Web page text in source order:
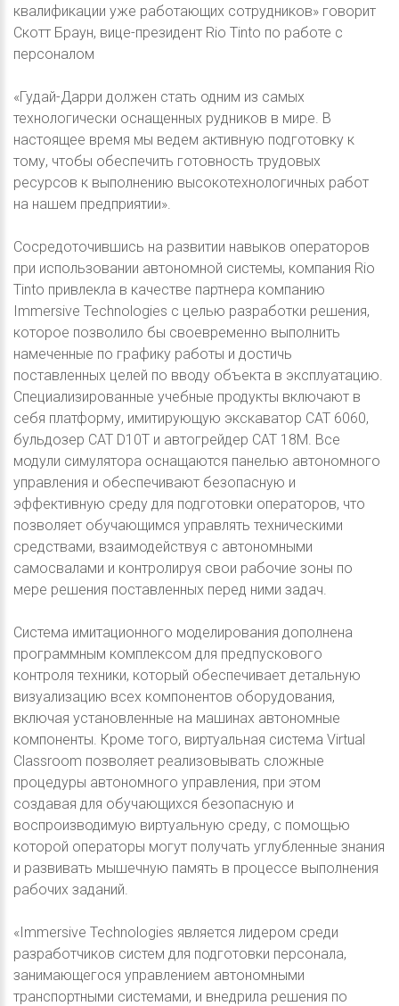
квалификации уже работающих сотрудников» говорит
Скотт Браун, вице-президент Rio Tinto по работе с
персоналом
«Гудай-Дарри должен стать одним из самых
технологически оснащенных рудников в мире. В
настоящее время мы ведем активную подготовку к
тому, чтобы обеспечить готовность трудовых
ресурсов к выполнению высокотехнологичных работ
на нашем предприятии».
Сосредоточившись на развитии навыков операторов
при использовании автономной системы, компания Rio
Tinto привлекла в качестве партнера компанию
Immersive Technologies с целью разработки решения,
которое позволило бы своевременно выполнить
намеченные по графику работы и достичь
поставленных целей по вводу объекта в эксплуатацию.
Специализированные учебные продукты включают в
себя платформу, имитирующую экскаватор CAT 6060,
бульдозер CAT D10T и автогрейдер CAT 18M. Все
модули симулятора оснащаются панелью автономного
управления и обеспечивают безопасную и
эффективную среду для подготовки операторов, что
позволяет обучающимся управлять техническими
средствами, взаимодействуя с автономными
самосвалами и контролируя свои рабочие зоны по
мере решения поставленных перед ними задач.
Система имитационного моделирования дополнена
программным комплексом для предпускового
контроля техники, который обеспечивает детальную
визуализацию всех компонентов оборудования,
включая установленные на машинах автономные
компоненты. Кроме того, виртуальная система Virtual
Classroom позволяет реализовывать сложные
процедуры автономного управления, при этом
создавая для обучающихся безопасную и
воспроизводимую виртуальную среду, с помощью
которой операторы могут получать углубленные знания
и развивать мышечную память в процессе выполнения
рабочих заданий.
«Immersive Technologies является лидером среди
разработчиков систем для подготовки персонала,
занимающегося управлением автономными
транспортными системами, и внедрила решения по